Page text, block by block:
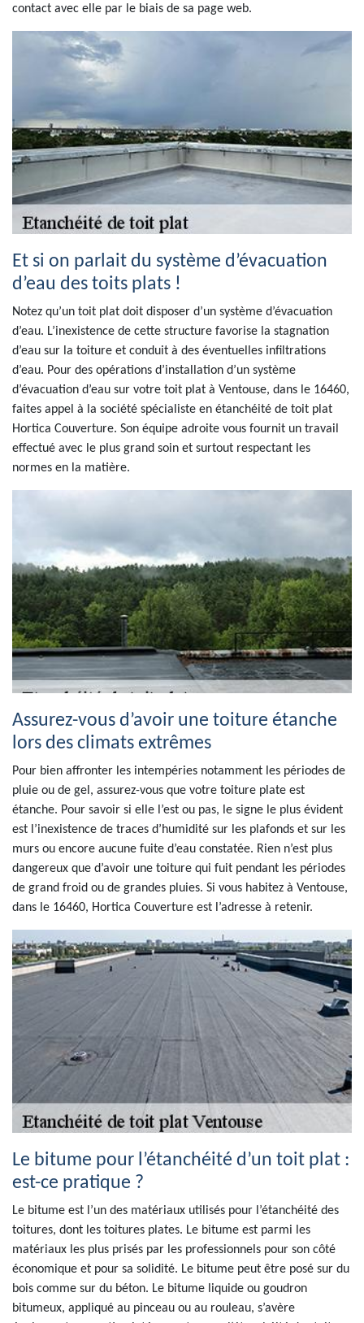
contact avec elle par le biais de sa page web.
Et si on parlait du système d’évacuation
d’eau des toits plats !
Notez qu’un toit plat doit disposer d’un système d’évacuation
d’eau. L’inexistence de cette structure favorise la stagnation
d’eau sur la toiture et conduit à des éventuelles infiltrations
d’eau. Pour des opérations d’installation d’un système
d’évacuation d’eau sur votre toit plat à Ventouse, dans le 16460,
faites appel à la société spécialiste en étanchéité de toit plat
Hortica Couverture. Son équipe adroite vous fournit un travail
effectué avec le plus grand soin et surtout respectant les
normes en la matière.
Assurez-vous d’avoir une toiture étanche
lors des climats extrêmes
Pour bien affronter les intempéries notamment les périodes de
pluie ou de gel, assurez-vous que votre toiture plate est
étanche. Pour savoir si elle l’est ou pas, le signe le plus évident
est l’inexistence de traces d’humidité sur les plafonds et sur les
murs ou encore aucune fuite d’eau constatée. Rien n’est plus
dangereux que d’avoir une toiture qui fuit pendant les périodes
de grand froid ou de grandes pluies. Si vous habitez à Ventouse,
dans le 16460, Hortica Couverture est l’adresse à retenir.
Le bitume pour l’étanchéité d’un toit plat :
est-ce pratique ?
Le bitume est l’un des matériaux utilisés pour l’étanchéité des
toitures, dont les toitures plates. Le bitume est parmi les
matériaux les plus prisés par les professionnels pour son côté
économique et pour sa solidité. Le bitume peut être posé sur du
bois comme sur du béton. Le bitume liquide ou goudron
bitumeux, appliqué au pinceau ou au rouleau, s’avère